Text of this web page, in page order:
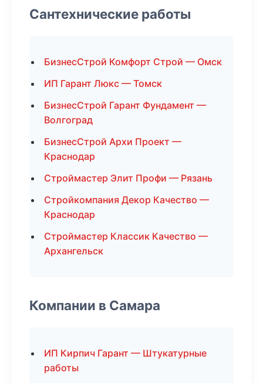
Сантехнические работы
БизнесСтрой Комфорт Строй — Омск
ИП Гарант Люкс — Томск
БизнесСтрой Гарант Фундамент —
Волгоград
БизнесСтрой Архи Проект —
Краснодар
Строймастер Элит Профи — Рязань
Стройкомпания Декор Качество —
Краснодар
Строймастер Классик Качество —
Архангельск
Компании в Самара
ИП Кирпич Гарант — Штукатурные
работы